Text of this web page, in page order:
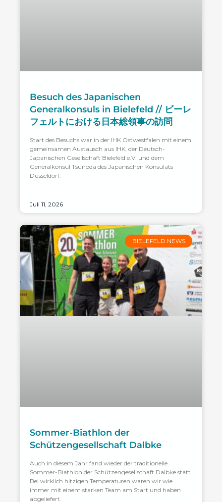
Besuch des Japanischen
Generalkonsuls in Bielefeld // ビーレ
フェルトにおける日本総領事の訪問
Start des Besuchs war in der IHK Ostwestfalen mit einem
gemeinsamen Austausch aus IHK, der Deutsch-
Japanischen Gesellschaft Bielefeld e.V. und dem
Generalkonsul Tsunoda des Japanischen Konsulats
Düsseldorf.
Juli 11, 2026
BIELEFELD NEWS
Sommer-Biathlon der
Schützengesellschaft Dalbke
Auch in diesem Jahr fand wieder der traditionelle
Sommer-Biathlon der Schützengesellschaft Dalbke statt.
Bei wirklich hitzigen Temperaturen waren wir wie
immer mit einem starken Team am Start und haben
abgeliefert.